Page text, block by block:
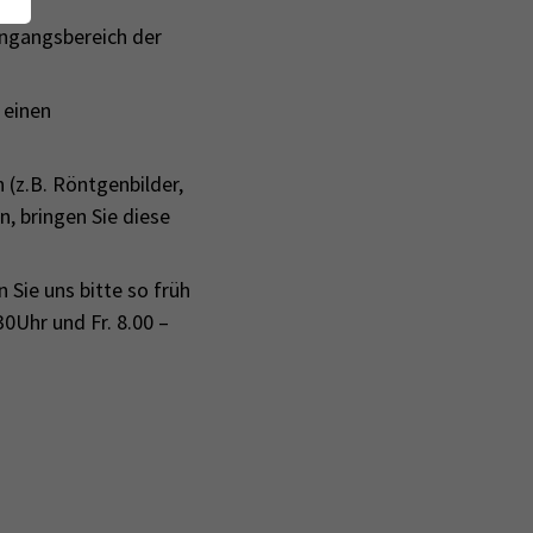
der
Röntgenbilder,
bringen Sie diese
Sie uns bitte so früh
und Fr. 8.00 –